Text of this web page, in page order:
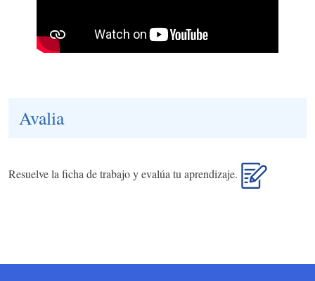
Avalia
Resuelve la ficha de trabajo y evalúa tu aprendizaje.